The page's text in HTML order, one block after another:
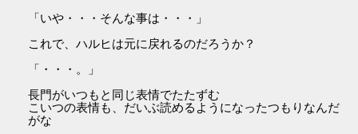
「いや・・・そんな事は・・・」
これで、ハルヒは元に戻れるのだろうか？
「・・・。」
長門がいつもと同じ表情でたたずむ
こいつの表情も、だいぶ読めるようになったつもりなんだ
がな